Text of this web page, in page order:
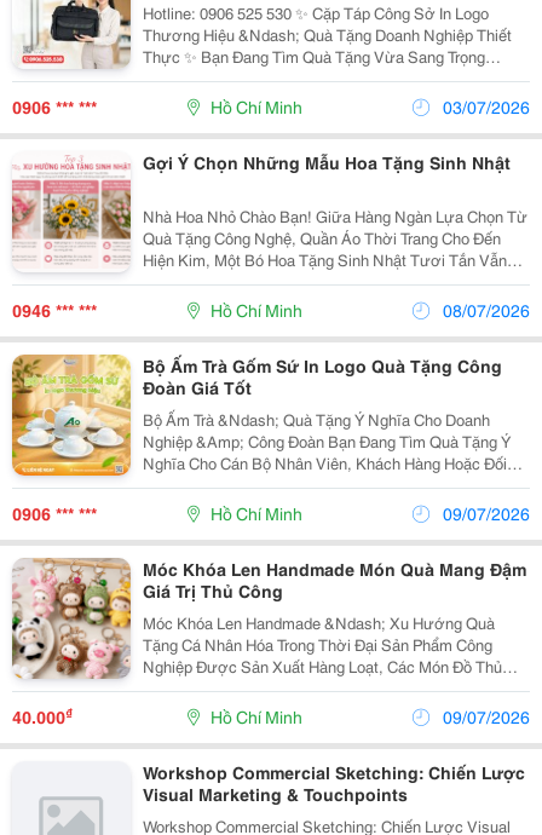
Hotline: 0906 525 530 ✨ Cặp Táp Công Sở In Logo
Thương Hiệu &Ndash; Quà Tặng Doanh Nghiệp Thiết
Thực ✨ Bạn Đang Tìm Quà Tặng Vừa Sang Trọng
&Ndash; Bền Đẹp &Ndash; Quảng Bá Thương Hiệu
Hiệu Quả? Cặp Táp Công Sở In Logo Theo Yêu Cầu
Chính Là Lựa...
0906 *** *** Hồ Chí Minh 03/07/2026
Gợi Ý Chọn Những Mẫu Hoa Tặng Sinh Nhật
Nhà Hoa Nhỏ Chào Bạn! Giữa Hàng Ngàn Lựa Chọn Từ
Quà Tặng Công Nghệ, Quần Áo Thời Trang Cho Đến
Hiện Kim, Một Bó Hoa Tặng Sinh Nhật Tươi Tắn Vẫn
Luôn Giữ Vững Vị Trí "Nữ Hoàng" Giúp Truyền Tải Cảm
Xúc Một Cách Trọn Vẹn Nhất. Thế Nhưng, Thực Tế
0946 *** *** Hồ Chí Minh 08/07/2026
Bộ Ấm Trà Gốm Sứ In Logo Quà Tặng Công
Đoàn Giá Tốt
Bộ Ấm Trà &Ndash; Quà Tặng Ý Nghĩa Cho Doanh
Nghiệp &Amp; Công Đoàn Bạn Đang Tìm Quà Tặng Ý
Nghĩa Cho Cán Bộ Nhân Viên, Khách Hàng Hoặc Đối
Tác Trong Các Dịp Lễ, Hội Nghị, Kỷ Niệm Của Doanh
Nghiệp Và Công Đoàn? Bộ Ấm Trà Gốm Sứ In Logo Là...
0906 *** *** Hồ Chí Minh 09/07/2026
Móc Khóa Len Handmade Món Quà Mang Đậm
Giá Trị Thủ Công
Móc Khóa Len Handmade &Ndash; Xu Hướng Quà
Tặng Cá Nhân Hóa Trong Thời Đại Sản Phẩm Công
Nghiệp Được Sản Xuất Hàng Loạt, Các Món Đồ Thủ
Công Ngày Càng Được Nhiều Người Yêu Thích. Trong
Đó, Móc Khóa Len Handmade Nổi Bật Bởi Vẻ Đẹp Mộc
Mạc, Đáng Yêu...
40.000₫ Hồ Chí Minh 09/07/2026
Workshop Commercial Sketching: Chiến Lược
Visual Marketing & Touchpoints
Workshop Commercial Sketching: Chiến Lược Visual